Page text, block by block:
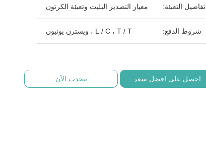
تفاصيل التعبئة: معيار التصدير البليت وتعبئة الكرتون
شروط الدفع: L / C ، T / T ، ويسترن يونيون
احصل على افضل سعر نتحدث الآن